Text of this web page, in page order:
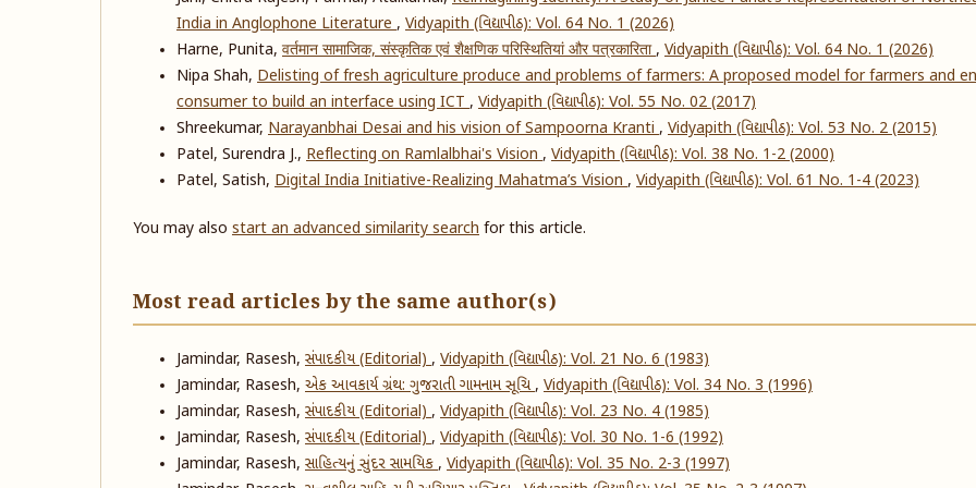
India in Anglophone Literature, Vidyapith (વિદ્યાપીઠ): Vol. 64 No. 1 (2026)
Harne, Punita, वर्तमान सामाजिक, संस्कृतिक एवं शैक्षणिक परिस्थितियां और पत्रकारिता, Vidyapith (વિદ્યાપીઠ): Vol. 64 No. 1 (2026)
Nipa Shah, Delisting of fresh agriculture produce and problems of farmers: A proposed model for farmers and
consumer to build an interface using ICT, Vidyapith (વિદ્યાપીઠ): Vol. 55 No. 02 (2017)
Shreekumar, Narayanbhai Desai and his vision of Sampoorna Kranti, Vidyapith (વિદ્યાપીઠ): Vol. 53 No. 2 (2015)
Patel, Surendra J., Reflecting on Ramlalbhai's Vision, Vidyapith (વિદ્યાપીઠ): Vol. 38 No. 1-2 (2000)
Patel, Satish, Digital India Initiative-Realizing Mahatma’s Vision, Vidyapith (વિદ્યાપીઠ): Vol. 61 No. 1-4 (2023)
You may also start an advanced similarity search for this article.
Most read articles by the same author(s)
Jamindar, Rasesh, સંપાદકીય (Editorial), Vidyapith (વિદ્યાપીઠ): Vol. 21 No. 6 (1983)
Jamindar, Rasesh, એક આવકાર્ય ગ્રંથ: ગુજરાતી ગામનામ સૂચિ, Vidyapith (વિદ્યાપીઠ): Vol. 34 No. 3 (1996)
Jamindar, Rasesh, સંપાદકીય (Editorial), Vidyapith (વિદ્યાપીઠ): Vol. 23 No. 4 (1985)
Jamindar, Rasesh, સંપાદકીય (Editorial), Vidyapith (વિદ્યાપીઠ): Vol. 30 No. 1-6 (1992)
Jamindar, Rasesh, સાહિત્યનું સુંદર સામયિક, Vidyapith (વિદ્યાપીઠ): Vol. 35 No. 2-3 (1997)